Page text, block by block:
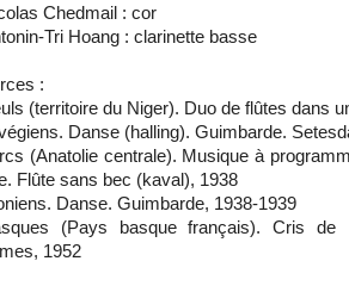
Chedmail : cor
Tri Hoang : clarinette basse
:
(territoire du Niger). Duo de flûtes dans
Danse (halling). Guimbarde.
(Anatolie centrale). Musique à
Flûte sans bec (kaval), 1938
Danse. Guimbarde, 1938-1939
(Pays basque français). Cris de
1952